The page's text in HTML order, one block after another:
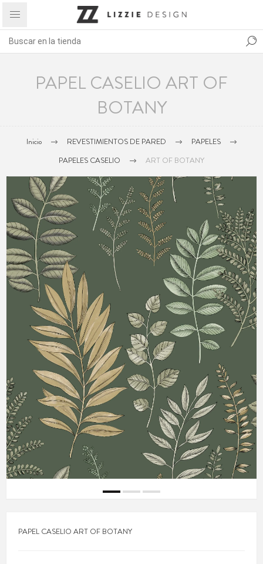
PAPEL CASELIO ART OF
BOTANY
Inicio REVESTIMIENTOS DE PARED
PAPELES
PAPELES CASELIO
ART OF BOTANY
PAPEL CASELIO ART OF BOTANY